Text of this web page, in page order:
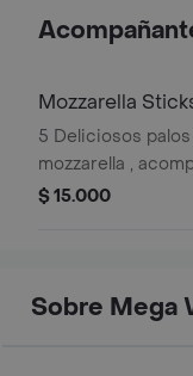
Mozzarella
5 Deliciosos
mozzarella ,
napolitana de la
$ 15.000
Sobre Mega